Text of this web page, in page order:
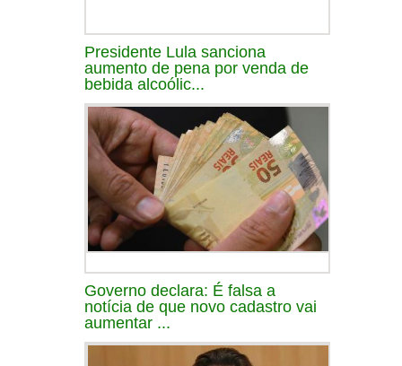
Presidente Lula sanciona
aumento de pena por venda de
bebida alcoólic...
Governo declara: É falsa a
notícia de que novo cadastro vai
aumentar ...